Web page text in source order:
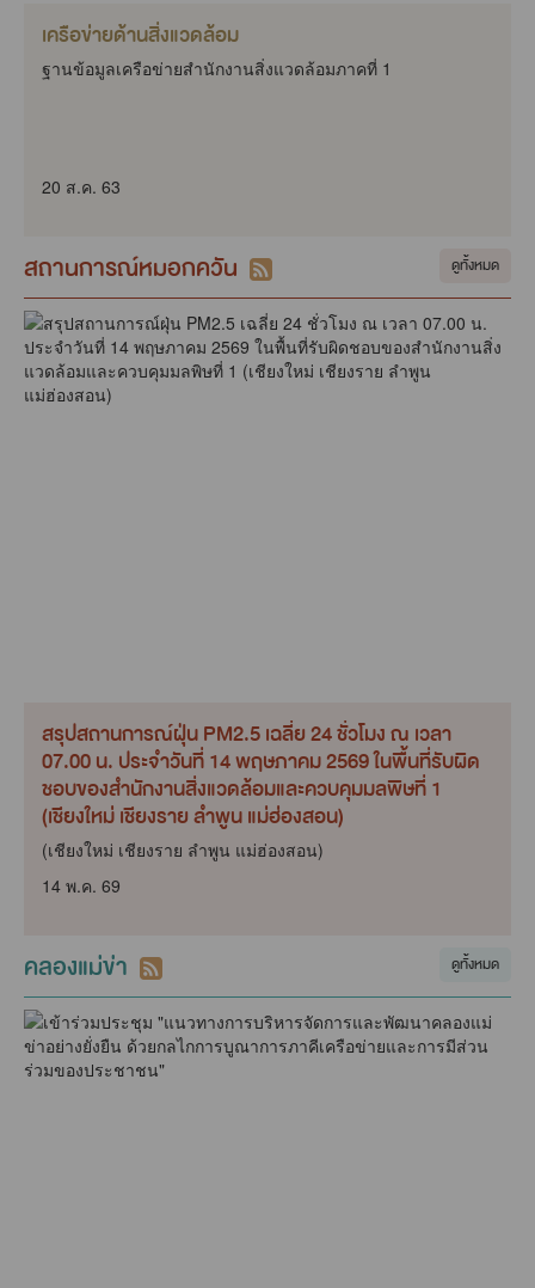
เครือข่ายด้านสิ่งแวดล้อม
ฐานข้อมูลเครือข่ายสำนักงานสิ่งแวดล้อมภาคที่ 1
20 ส.ค. 63
สถานการณ์หมอกควัน ดูทั้งหมด
สรุปสถานการณ์ฝุ่น PM2.5 เฉลี่ย 24 ชั่วโมง ณ เวลา
07.00 น. ประจำวันที่ 14 พฤษภาคม 2569 ในพื้นที่รับผิด
ชอบของสำนักงานสิ่งแวดล้อมและควบคุมมลพิษที่ 1
(เชียงใหม่ เชียงราย ลำพูน แม่ฮ่องสอน)
(เชียงใหม่ เชียงราย ลำพูน แม่ฮ่องสอน)
14 พ.ค. 69
คลองแม่ข่า ดูทั้งหมด